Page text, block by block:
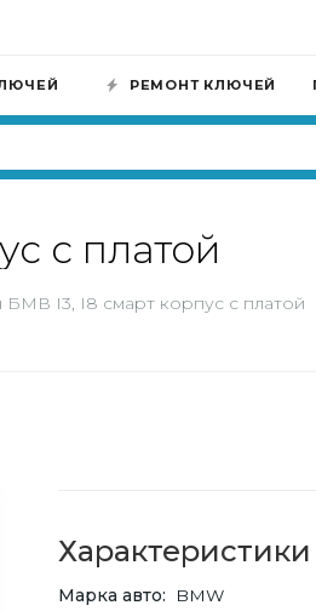
РЕМОНТ КЛЮЧЕЙ
с платой
БМВ I3, I8 смарт корпус с платой
Характеристики
Марка авто
BMW